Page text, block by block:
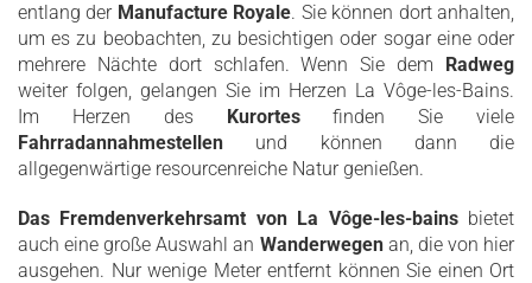
entlang der Manufacture Royale. Sie können dort anhalten,
um es zu beobachten, zu besichtigen oder sogar eine oder
mehrere Nächte dort schlafen. Wenn Sie dem Radweg
weiter folgen, gelangen Sie im Herzen La Vôge-les-Bains.
Im Herzen des Kurortesfinden Sie viele
Fahrradannahmestellen und können dann die
allgegenwärtige resourcenreiche Natur genießen.
Das Fremdenverkehrsamt von La Vôge-les-bainsbietet
auch eine große Auswahl an Wanderwegen an, die von hier
ausgehen. Nur wenige Meter entfernt können Sie einen Ort